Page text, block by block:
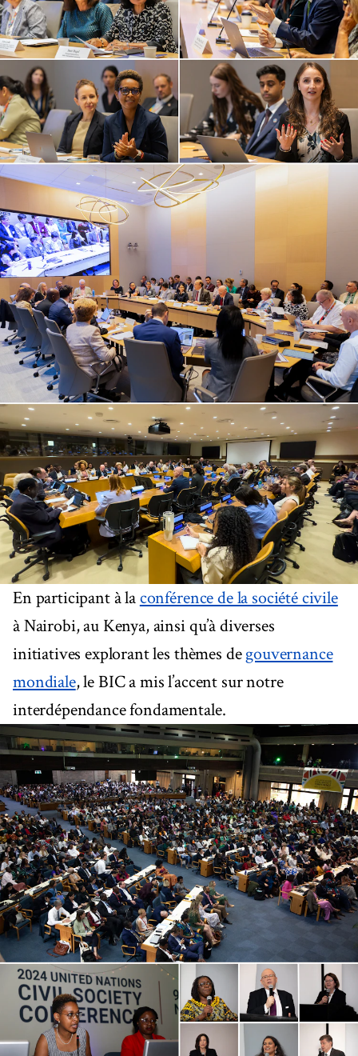
En participant à laconférence de la société civile
à Nairobi, au Kenya, ainsi qu’à diverses
initiatives explorant les thèmes degouvernance
mondiale, le BIC a mis l’accent sur notre
interdépendance fondamentale.